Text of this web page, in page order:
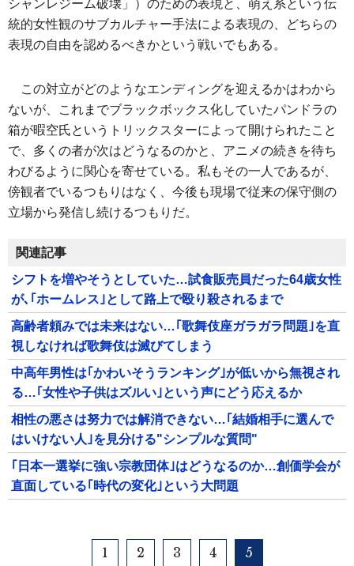
シャンレジーム破壊」）のための表現と、萌え系という伝
統的女性観のサブカルチャー手法による表現の、どちらの
表現の自由を認めるべきかという戦いでもある。
この対立がどのようなエンディングを迎えるかはわから
ないが、これまでブラックボックス化していたパンドラの
箱が暇空氏というトリックスターによって開けられたこと
で、多くの者が次はどうなるのかと、アニメの続きを待ち
わびるように関心を寄せている。私もその一人であるが、
傍観者でいるつもりはなく、今後も現場で従来の保守側の
立場から発信し続けるつもりだ。
関連記事
シフトを増やそうとしていた…試食販売員だった64歳女性
が､｢ホームレス｣として路上で殴り殺されるまで
高齢者頼みでは未来はない…｢歌舞伎座ガラガラ問題｣を直
視しなければ歌舞伎は滅びてしまう
中高年男性は｢かわいそうランキング｣が低いから無視され
る…｢女性や子供はズルい｣という声にどう応えるか
相性の悪さは努力では解消できない…｢結婚相手に選んで
はいけない人｣を見分ける"シンプルな質問"
｢日本一選挙に強い宗教団体｣はどうなるのか…創価学会が
直面している｢時代の変化｣という大問題
1 2 3 4 5